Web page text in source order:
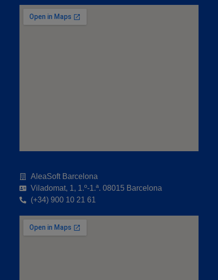
AleaSoft Barcelona
Viladomat, 1, 1.º-1.ª. 08015 Barcelona
(+34) 900 10 21 61